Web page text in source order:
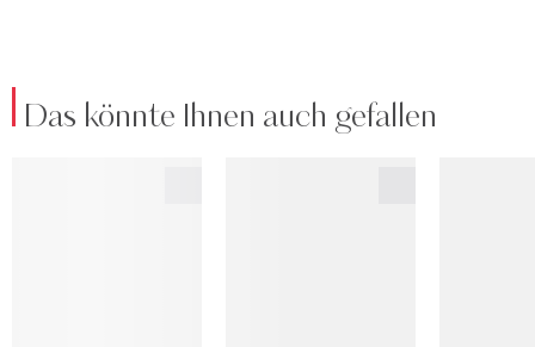
Das könnte Ihnen auch gefallen